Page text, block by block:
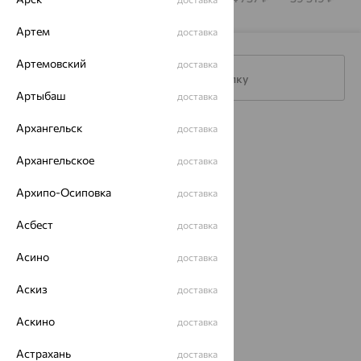
Подписаться на рассылку
Каталог
Акции
Магазины
Покупателям
О нас
Магазины и доставка
еще 3
Артем доставка
Артемовский доставка
Артыбаш доставка
Архангельск доставка
Архангельское доставка
Архипо-Осиповка доставка
Асбест доставка
Асино доставка
Аскиз доставка
Аскино доставка
Астрахань доставка